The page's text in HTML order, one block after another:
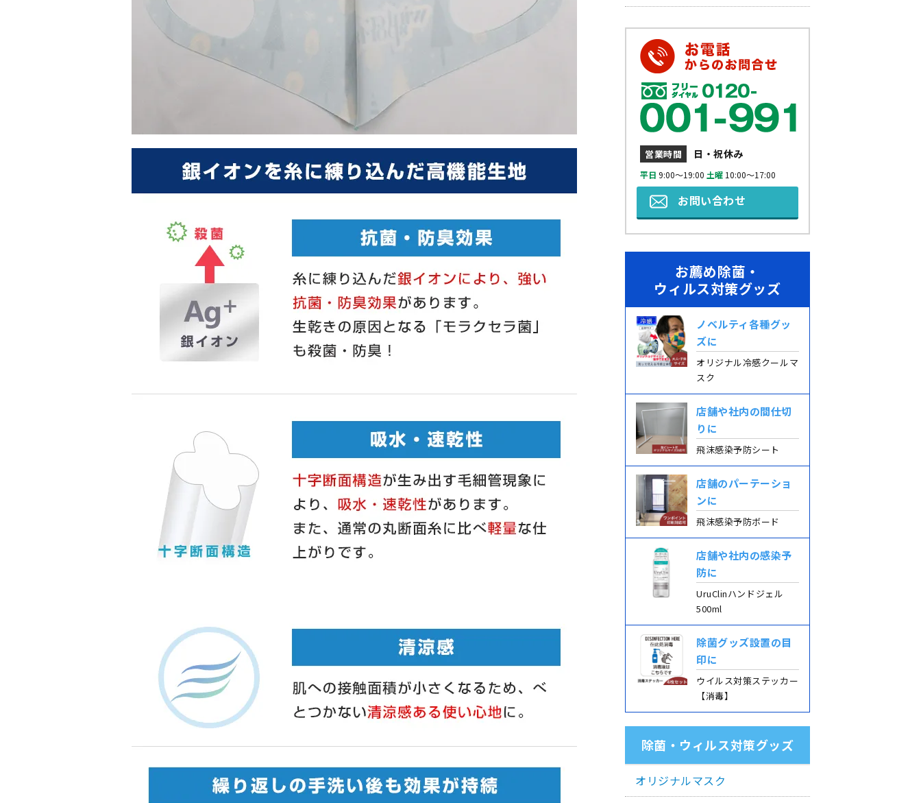
営業時間 日・祝休み
平日 9:00～19:00 土曜 10:00～17:00
お問い合わせ
お薦め除菌・
ウィルス対策グッズ
ノベルティ各種グッ
ズに
オリジナル冷感クールマ
スク
店舗や社内の間仕切
りに
飛沫感染予防シート
店舗のパーテーショ
ンに
飛沫感染予防ボード
店舗や社内の感染予
防に
UruClinハンドジェル
500ml
除菌グッズ設置の目
印に
ウイルス対策ステッカー
【消毒】
除菌・ウィルス対策グッズ
オリジナルマスク